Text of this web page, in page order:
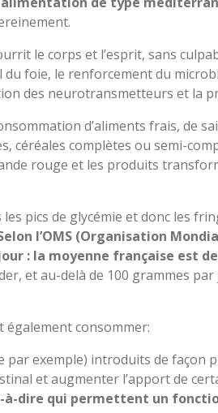
le corps et l’esprit, sans
foie, le renforcement du
des neurotransmetteurs et la
d’aliments frais, de
complètes ou semi-
rouge et les produits
pics de glycémie et donc les
l’OMS (Organisation
: la moyenne française est
et au-delà de 100 grammes
également consommer:
par exemple) introduits de façon
et augmenter l’apport de
à-dire qui permettent un